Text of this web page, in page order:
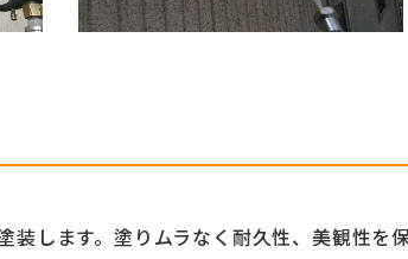
装します。塗りムラなく耐久性、美観性を